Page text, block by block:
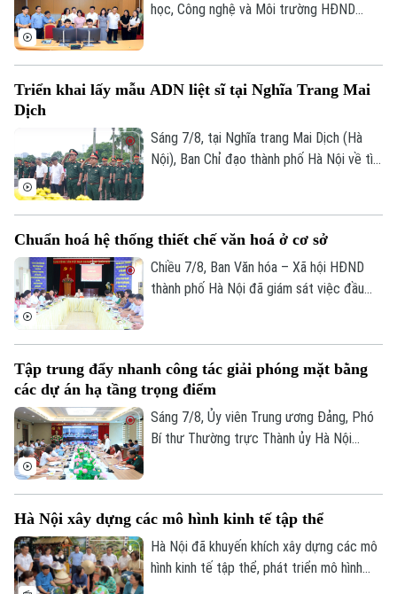
Chuyên mục
Thời sự
Hà Nội
Chính trị
Hà Nội
Nhịp sống Hà Nội
học, Công nghệ và Môi trường HĐND
Triển khai lấy mẫu ADN liệt sĩ tại Nghĩa Trang Mai
Dịch
Sáng 7/8, tại Nghĩa trang Mai Dịch (Hà
Nội), Ban Chỉ đạo thành phố Hà Nội về tìm
khai công tác lấy mẫu hài cốt liệt sĩ chưa
xác định được thông tin để phục vụ giám
định ADN.
Chuẩn hoá hệ thống thiết chế văn hoá ở cơ sở
Chiều 7/8, Ban Văn hóa – Xã hội HĐND
thành phố Hà Nội đã giám sát việc đầu
Tập trung đẩy nhanh công tác giải phóng mặt bằng
các dự án hạ tầng trọng điểm
Sáng 7/8, Ủy viên Trung ương Đảng, Phó
Bí thư Thường trực Thành ủy Hà Nội
nghị Ban Chỉ đạo nhằm rà soát, đánh giá
tiến độ công tác giải phóng mặt bằng
triển khai các dự án, công trình trọng
Hà Nội xây dựng các mô hình kinh tế tập thể
Hà Nội đã khuyến khích xây dựng các mô
hình kinh tế tập thể, phát triển mô hình